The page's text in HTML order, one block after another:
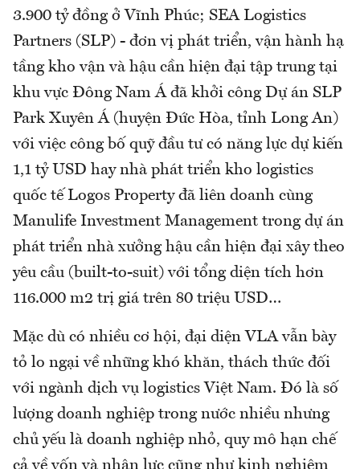
3.900 tỷ đồng ở Vĩnh Phúc; SEA Logistics
Partners (SLP) - đơn vị phát triển, vận hành hạ
tầng kho vận và hậu cần hiện đại tập trung tại
khu vực Đông Nam Á đã khởi công Dự án SLP
Park Xuyên Á (huyện Đức Hòa, tỉnh Long An)
với việc công bố quỹ đầu tư có năng lực dự kiến
1,1 tỷ USD hay nhà phát triển kho logistics
quốc tế Logos Property đã liên doanh cùng
Manulife Investment Management trong dự án
phát triển nhà xưởng hậu cần hiện đại xây theo
yêu cầu (built-to-suit) với tổng diện tích hơn
116.000 m2 trị giá trên 80 triệu USD…
Mặc dù có nhiều cơ hội, đại diện VLA vẫn bày
tỏ lo ngại về những khó khăn, thách thức đối
với ngành dịch vụ logistics Việt Nam. Đó là số
lượng doanh nghiệp trong nước nhiều nhưng
chủ yếu là doanh nghiệp nhỏ, quy mô hạn chế